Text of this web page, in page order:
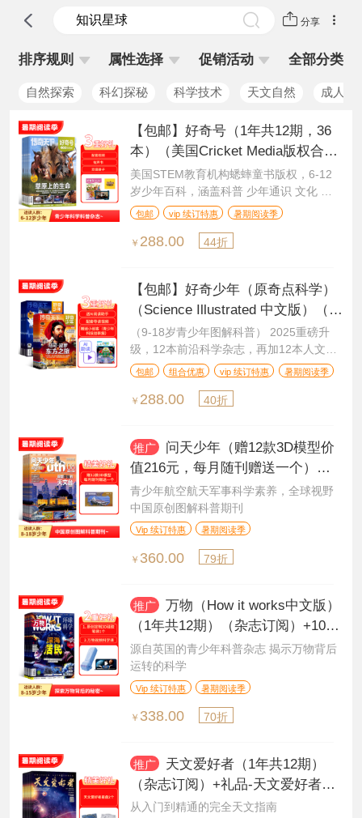
分享
排序规则 属性选择 促销活动 全部分类
自然探索 科幻探秘 科学技术 天文自然 成人科
【包邮】好奇号（1年共12期，36
本）（美国Cricket Media版权合
作）（杂志订阅）
美国STEM教育机构蟋蟀童书版权，6-12
岁少年百科，涵盖科普 少年通识 文化 自
然 动物
包邮 vip 续订特惠 暑期阅读季
￥ 288.00 44折
【包邮】好奇少年（原奇点科学）
（Science Illustrated 中文版）（1
年共12期24本，科学版+历史版）
+赠送AI阅读助手
（9-18岁青少年图解科普） 2025重磅升
级，12本前沿科学杂志，再加12本人文知
识杂志，超值订阅
包邮 组合优惠 vip 续订特惠 暑期阅读季
￥ 288.00 40折
推广
问天少年（赠12款3D模型价
值216元，每月随刊赠送一个）（1
年共12期）（杂志订阅）
青少年航空航天军事科学素养，全球视野
中国原创图解科普期刊
Vip 续订特惠 暑期阅读季
￥ 360.00 79折
推广
万物（How it works中文版）
（1年共12期）（杂志订阅）+108
集万物科学新闻音频
源自英国的青少年科普杂志 揭示万物背后
运转的科学
Vip 续订特惠 暑期阅读季
￥ 338.00 70折
推广
天文爱好者（1年共12期）
（杂志订阅）+礼品-天文爱好者星
盘
从入门到精通的完全天文指南